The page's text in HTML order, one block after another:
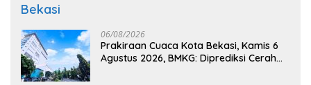
Bekasi
06/08/2026
Prakiraan Cuaca Kota Bekasi, Kamis 6
Agustus 2026, BMKG: Diprediksi Cerah